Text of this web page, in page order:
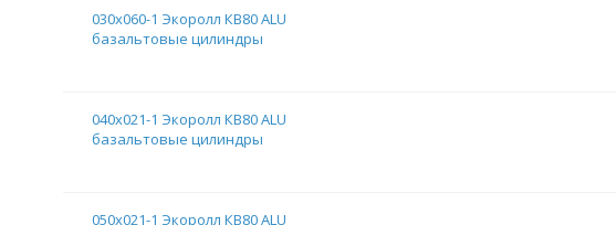
030х060-1 Экоролл КВ80 ALU
базальтовые цилиндры
040х021-1 Экоролл КВ80 ALU
базальтовые цилиндры
050х021-1 Экоролл КВ80 ALU